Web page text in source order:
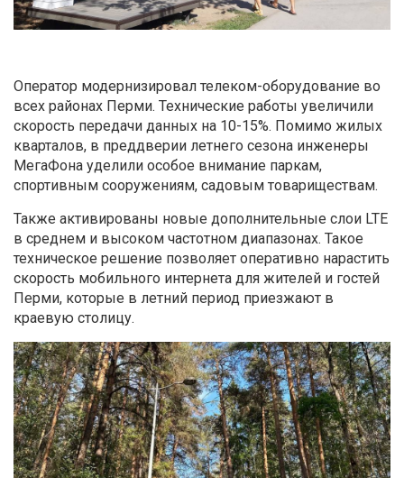
Оператор модернизировал телеком-оборудование во
всех районах Перми. Технические работы увеличили
скорость передачи данных на 10-15%. Помимо жилых
кварталов, в преддверии летнего сезона инженеры
МегаФона уделили особое внимание паркам,
спортивным сооружениям, садовым товариществам.
Также активированы новые дополнительные слои LTE
в среднем и высоком частотном диапазонах. Такое
техническое решение позволяет оперативно нарастить
скорость мобильного интернета для жителей и гостей
Перми, которые в летний период приезжают в
краевую столицу.